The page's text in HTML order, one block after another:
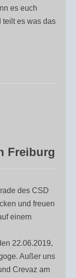
es euch
teilt es was das
Freiburg
des CSD
und freuen
einem
22.06.2019,
Außer uns
Crevaz am